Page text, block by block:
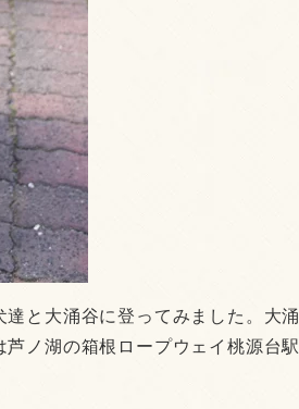
と大涌谷に登ってみました。大涌
ノ湖の箱根ロープウェイ桃源台駅